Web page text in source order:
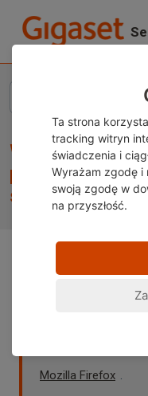
Where can I
permissions of
smartphone?
Uwaga:Ta treść jest
języku niemieckim i
Mozilla Firefox .
Ta strona
tracking witryn
świadczenia i
Wyrażam zgodę i
swoją zgodę w
na przyszłość.